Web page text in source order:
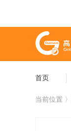
首页
当前位置 〉